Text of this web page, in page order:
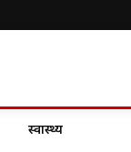
स्वास्थ्य